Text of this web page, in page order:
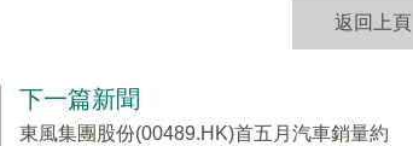
返回上頁
下一篇新聞
東風集團股份(00489.HK)首五月汽車銷量約